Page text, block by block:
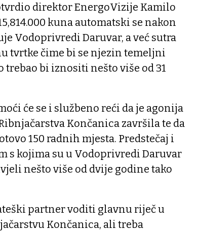
direktor EnergoVizije Kamilo
kuna automatski se nakon
Vodoprivredi Daruvar, a već sutra
tvrtke čime bi se njezin temeljni
bi iznositi nešto više od 31
će se i službeno reći da je agonija
Končanica završila te da
150 radnih mjesta. Predstečaj i
s kojima su u Vodoprivredi Daruvar
nešto više od dvije godine tako
partner voditi glavnu riječ u
Končanica, ali treba